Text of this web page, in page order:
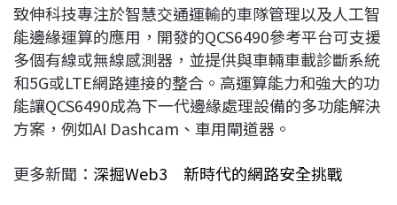
致伸科技專注於智慧交通運輸的車隊管理以及人工智
能邊緣運算的應用，開發的QCS6490參考平台可支援
多個有線或無線感測器，並提供與車輛車載診斷系統
和5G或LTE網路連接的整合。高運算能力和強大的功
能讓QCS6490成為下一代邊緣處理設備的多功能解決
方案，例如AI Dashcam、車用閘道器。
更多新聞： 深掘Web3 新時代的網路安全挑戰